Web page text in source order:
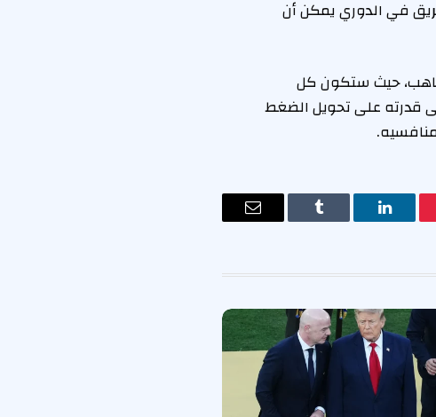
في الدوري يمكن أن
حيث ستكون كل
قدرته على تحويل الضغط
لينكدإن Tumblr
البريد